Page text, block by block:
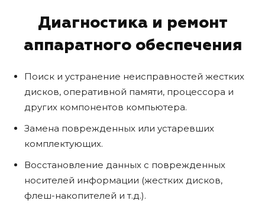
Диагностика и ремонт
аппаратного обеспечения
Поиск и устранение неисправностей жестких
дисков, оперативной памяти, процессора и
других компонентов компьютера.
Замена поврежденных или устаревших
комплектующих.
Восстановление данных с поврежденных
носителей информации (жестких дисков,
флеш-накопителей и т.д.).